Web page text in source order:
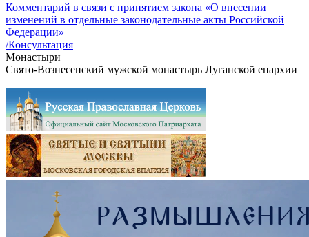
Комментарий в связи с принятием закона «О внесении
изменений в отдельные законодательные акты Российской
Федерации»
/Консультация
Монастыри
Свято-Вознесенский мужской монастырь Луганской епархии